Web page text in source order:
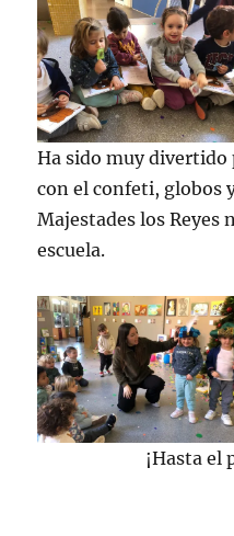
Ha sido muy
con el confeti, globos
Majestades los Reyes
escuela.
¡Hasta el